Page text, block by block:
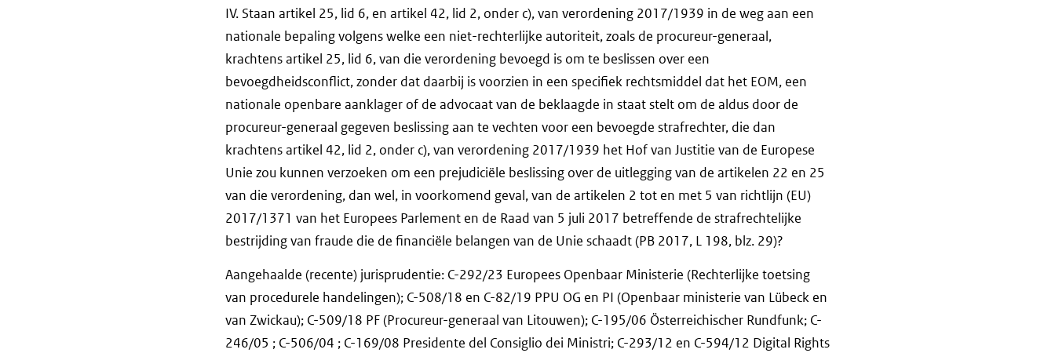
IV. Staan artikel 25, lid 6, en artikel 42, lid 2, onder c), van verordening 2017/1939 in de weg aan een
nationale bepaling volgens welke een niet-rechterlijke autoriteit, zoals de procureur-generaal,
krachtens artikel 25, lid 6, van die verordening bevoegd is om te beslissen over een
bevoegdheidsconflict, zonder dat daarbij is voorzien in een specifiek rechtsmiddel dat het EOM, een
nationale openbare aanklager of de advocaat van de beklaagde in staat stelt om de aldus door de
procureur-generaal gegeven beslissing aan te vechten voor een bevoegde strafrechter, die dan
krachtens artikel 42, lid 2, onder c), van verordening 2017/1939 het Hof van Justitie van de Europese
Unie zou kunnen verzoeken om een prejudiciële beslissing over de uitlegging van de artikelen 22 en 25
van die verordening, dan wel, in voorkomend geval, van de artikelen 2 tot en met 5 van richtlijn (EU)
2017/1371 van het Europees Parlement en de Raad van 5 juli 2017 betreffende de strafrechtelijke
bestrijding van fraude die de financiële belangen van de Unie schaadt (PB 2017, L 198, blz. 29)?
Aangehaalde (recente) jurisprudentie: C-292/23 Europees Openbaar Ministerie (Rechterlijke toetsing
van procedurele handelingen); C-508/18 en C-82/19 PPU OG en PI (Openbaar ministerie van Lübeck en
van Zwickau); C-509/18 PF (Procureur-generaal van Litouwen); C-195/06 Österreichischer Rundfunk; C-
246/05 ; C-506/04 ; C-169/08 Presidente del Consiglio dei Ministri; C-293/12 en C-594/12 Digital Rights